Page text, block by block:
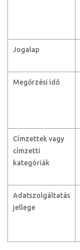
Jogalap
Megőrzési idő
Címzettek vagy
címzetti
kategóriák
Adatszolgáltatás
jellege